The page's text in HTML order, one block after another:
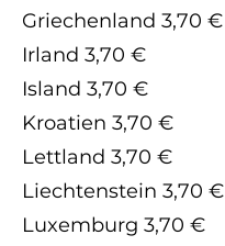
Griechenland 3,70 €
Irland 3,70 €
Island 3,70 €
Kroatien 3,70 €
Lettland 3,70 €
Liechtenstein 3,70 €
Luxemburg 3,70 €